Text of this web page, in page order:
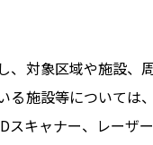
、対象区域や施設
る施設等については
スキャナー、レー